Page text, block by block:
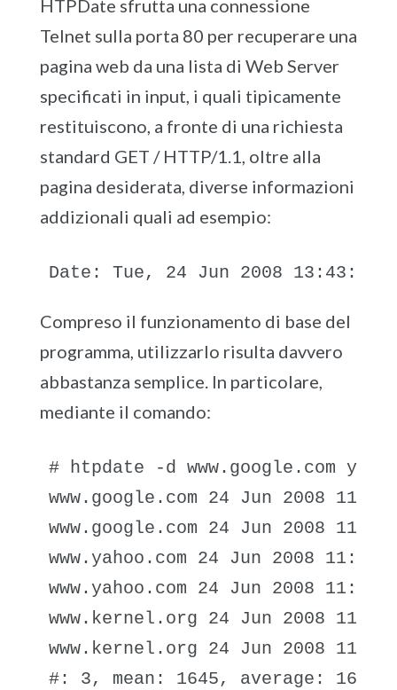
HTPDate sfrutta una connessione
Telnet sulla porta 80 per recuperare una
pagina web da una lista di Web Server
specificati in input, i quali tipicamente
restituiscono, a fronte di una richiesta
standard GET / HTTP/1.1, oltre alla
pagina desiderata, diverse informazioni
addizionali quali ad esempio:
Date: Tue, 24 Jun 2008 13:43:48
Compreso il funzionamento di base del
programma, utilizzarlo risulta davvero
abbastanza semplice. In particolare,
mediante il comando:
# htpdate -d www.google.com
www.google.com 24 Jun 2008
www.google.com 24 Jun 2008
www.yahoo.com 24 Jun 2008
www.yahoo.com 24 Jun 2008
www.kernel.org 24 Jun 2008
www.kernel.org 24 Jun 2008
#: 3, mean: 1645, average: